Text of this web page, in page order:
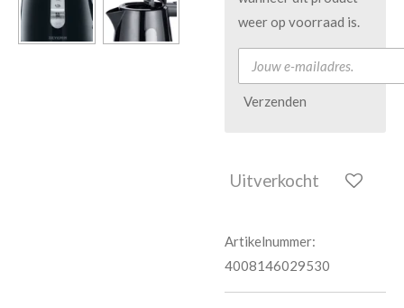
weer op voorraad is.
Verzenden
Uitverkocht
Artikelnummer:
4008146029530